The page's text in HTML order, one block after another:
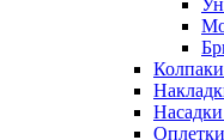
Колпаки